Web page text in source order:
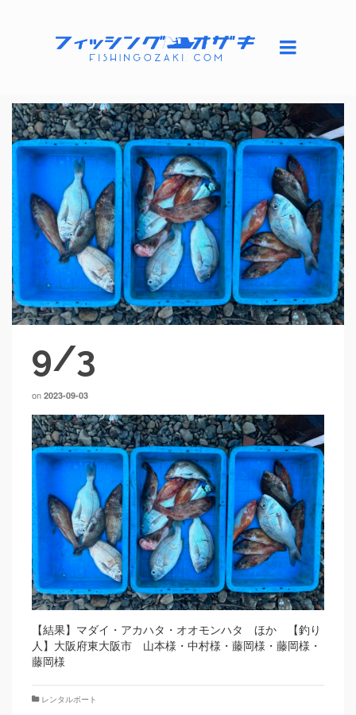
9/3
on 2023-09-03
【結果】マダイ・アカハタ・オオモンハタ ほか 【釣り
人】大阪府東大阪市 山本様・中村様・藤岡様・藤岡様・
藤岡様
レンタルボート